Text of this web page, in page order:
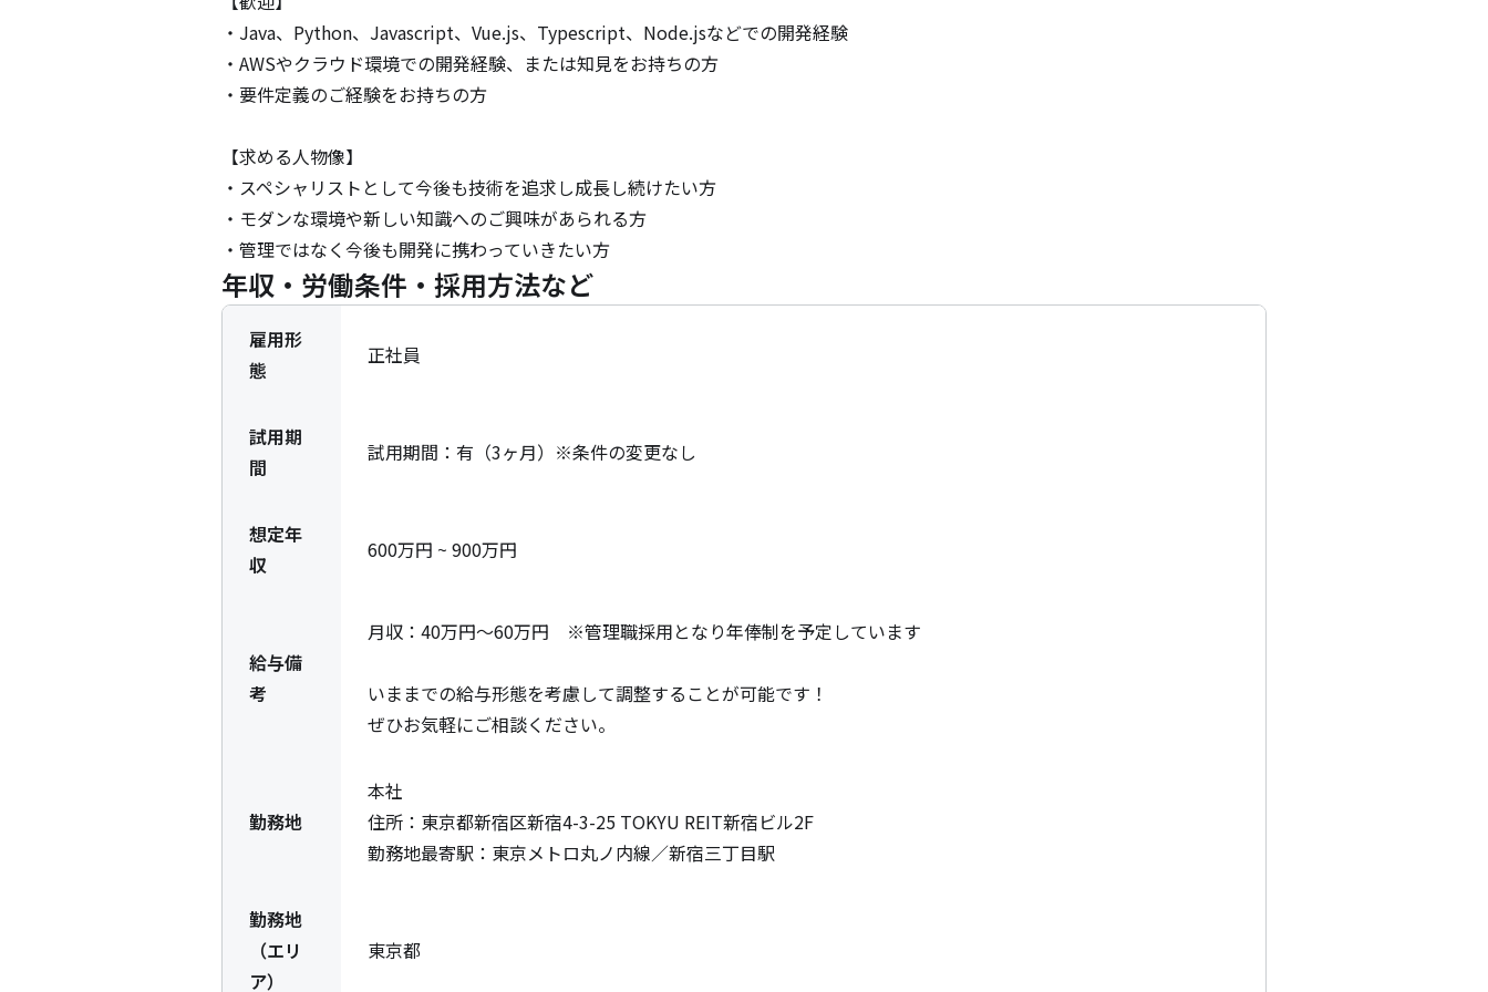
・Java、Python、Javascript、Vue.js、Typescript、Node.jsなどでの開発経験
・AWSやクラウド環境での開発経験、または知見をお持ちの方
・要件定義のご経験をお持ちの方
【求める人物像】
・スペシャリストとして今後も技術を追求し成長し続けたい方
・モダンな環境や新しい知識へのご興味があられる方
・管理ではなく今後も開発に携わっていきたい方
年収・労働条件・採用方法など
雇用形
態
正社員
試用期
間
試用期間：有（3ヶ月）※条件の変更なし
想定年
収
600万円 ~ 900万円
給与備
考
月収：40万円～60万円　※管理職採用となり年俸制を予定しています
いままでの給与形態を考慮して調整することが可能です！
ぜひお気軽にご相談ください。
勤務地
本社
住所：東京都新宿区新宿4-3-25 TOKYU REIT新宿ビル2F
勤務地最寄駅：東京メトロ丸ノ内線／新宿三丁目駅
勤務地
（エリ
ア）
東京都